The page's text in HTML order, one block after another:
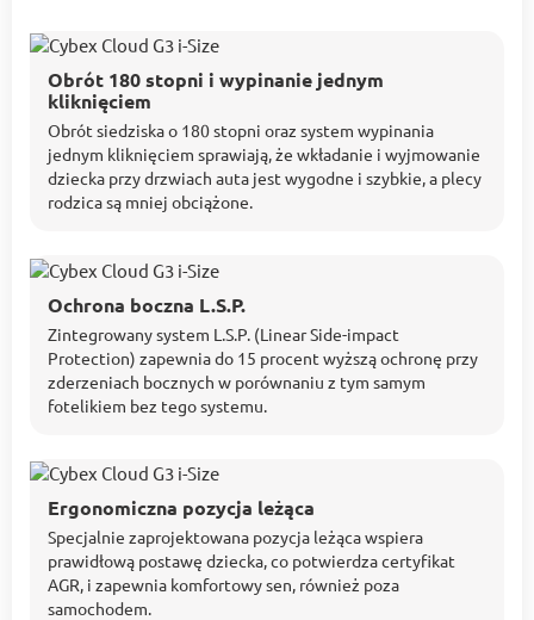
Obrót 180 stopni i wypinanie jednym
kliknięciem
Obrót siedziska o 180 stopni oraz system wypinania
jednym kliknięciem sprawiają, że wkładanie i wyjmowanie
dziecka przy drzwiach auta jest wygodne i szybkie, a plecy
rodzica są mniej obciążone.
Ochrona boczna L.S.P.
Zintegrowany system L.S.P. (Linear Side-impact
Protection) zapewnia do 15 procent wyższą ochronę przy
zderzeniach bocznych w porównaniu z tym samym
fotelikiem bez tego systemu.
Ergonomiczna pozycja leżąca
Specjalnie zaprojektowana pozycja leżąca wspiera
prawidłową postawę dziecka, co potwierdza certyfikat
AGR, i zapewnia komfortowy sen, również poza
samochodem.